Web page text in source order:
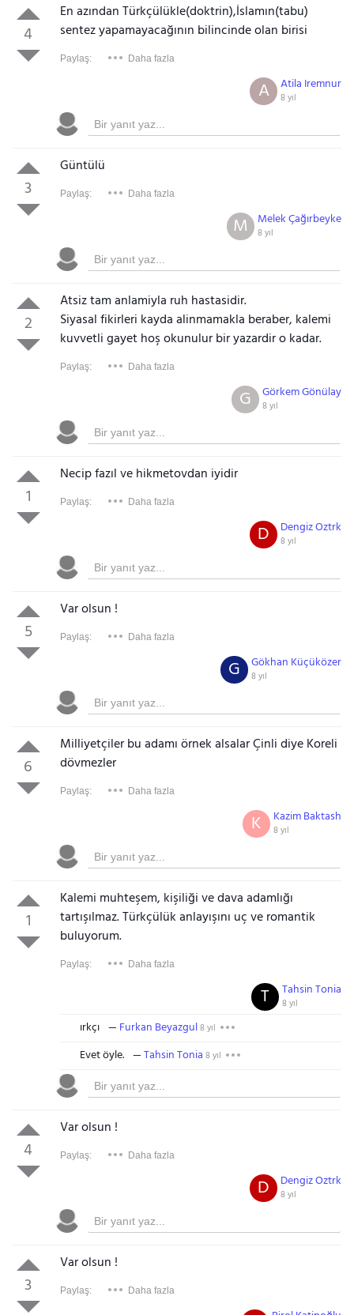
4
En azından Türkçülükle(doktrin),İslamın(tabu)
sentez yapamayacağının bilincinde olan birisi
Paylaş: Daha fazla
Atila Iremnur
8 yıl
A
3
Güntülü
Paylaş: Daha fazla
Melek Çağırbeyke
8 yıl
M
2
Atsiz tam anlamiyla ruh hastasidir.
Siyasal fikirleri kayda alinmamakla beraber, kalemi
kuvvetli gayet hoş okunulur bir yazardir o kadar.
Paylaş: Daha fazla
Görkem Gönülay
8 yıl
G
1
Necip fazıl ve hikmetovdan iyidir
Paylaş: Daha fazla
Dengiz Oztrk
8 yıl
D
5
Var olsun !
Paylaş: Daha fazla
Gökhan Küçüközer
8 yıl
G
6
Milliyetçiler bu adamı örnek alsalar Çinli diye Koreli
dövmezler
Paylaş: Daha fazla
Kazim Baktash
8 yıl
K
1
Kalemi muhteşem, kişiliği ve dava adamlığı
tartışılmaz. Türkçülük anlayışını uç ve romantik
buluyorum.
Paylaş: Daha fazla
Tahsin Tonia
8 yıl
T
ırkçı Furkan Beyazgul8 yıl
Evet öyle. Tahsin Tonia 8 yıl
4
Var olsun !
Paylaş: Daha fazla
Dengiz Oztrk
8 yıl
D
3
Var olsun !
Paylaş: Daha fazla